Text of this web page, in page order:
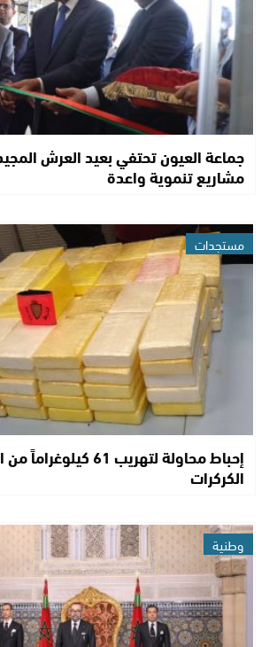
جماعة العيون تحتفي بعيد العرش
مشاريع تنموية واعدة
مستجدات
إحباط محاولة لتهريب 61
الكركرات
وطنية